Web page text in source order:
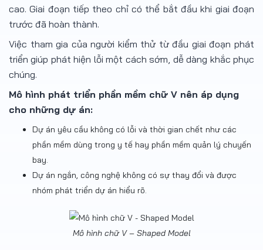
cao. Giai đoạn tiếp theo chỉ có thể bắt đầu khi giai đoạn
trước đã hoàn thành.
Việc tham gia của người kiểm thử từ đầu giai đoạn phát
triển giúp phát hiện lỗi một cách sớm, dễ dàng khắc phục
chúng.
Mô hình phát triển phần mềm chữ V nên áp dụng
cho những dự án:
Dự án yêu cầu không có lỗi và thời gian chết như các
phần mềm dùng trong y tế hay phần mềm quản lý chuyến
bay.
Dự án ngắn, công nghệ không có sự thay đổi và được
nhóm phát triển dự án hiểu rõ.
Mô hình chữ V – Shaped Model